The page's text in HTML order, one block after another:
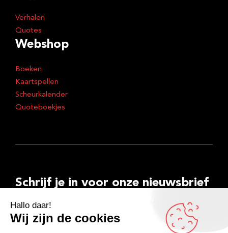
Verhalen
Quotes
Webshop
Boeken
Kaartspellen
Scheurkalender
Quoteboekjes
Schrijf je in voor onze nieuwsbrief
E-
mailadres